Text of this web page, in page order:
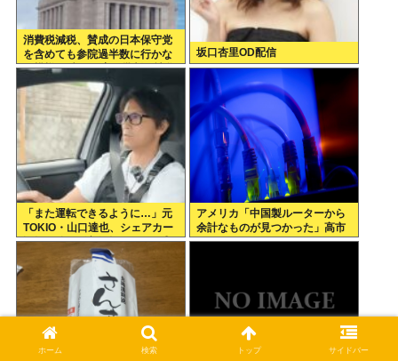
消費税減税、賛成の日本保守党
を含めても参院過半数に行かな
い模様 野党は一斉に批判し神谷
「天下の愚策」 おや、チみ？
坂口杏里OD配信
「また運転できるように…」元
TOKIO・山口達也、シェアカー
運転&ギター演奏姿にファン感
アメリカ「中国製ルーターから
余計なものが見つかった」高市
どうするのこれ
ホーム 検索 トップ サイドバー